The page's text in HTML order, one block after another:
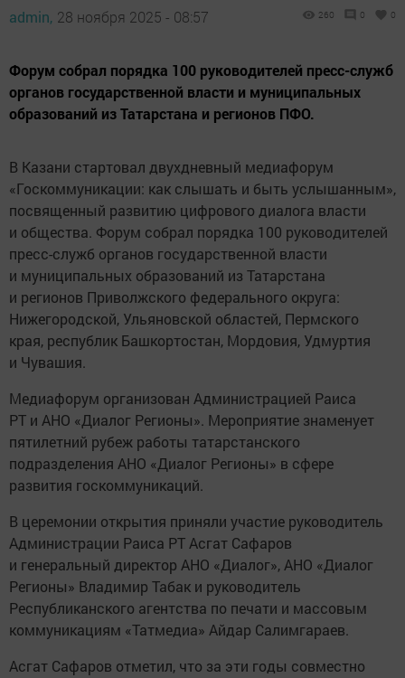
admin, 28 ноября 2025 - 08:57 260 0 0
Форум собрал порядка 100 руководителей пресс-служб
органов государственной власти и муниципальных
образований из Татарстана и регионов ПФО.
В Казани стартовал двухдневный медиафорум
«Госкоммуникации: как слышать и быть услышанным»,
посвященный развитию цифрового диалога власти
и общества. Форум собрал порядка 100 руководителей
пресс-служб органов государственной власти
и муниципальных образований из Татарстана
и регионов Приволжского федерального округа:
Нижегородской, Ульяновской областей, Пермского
края, республик Башкортостан, Мордовия, Удмуртия
и Чувашия.
Медиафорум организован Администрацией Раиса
РТ и АНО «Диалог Регионы». Мероприятие знаменует
пятилетний рубеж работы татарстанского
подразделения АНО «Диалог Регионы» в сфере
развития госкоммуникаций.
В церемонии открытия приняли участие руководитель
Администрации Раиса РТ Асгат Сафаров
и генеральный директор АНО «Диалог», АНО «Диалог
Регионы» Владимир Табак и руководитель
Республиканского агентства по печати и массовым
коммуникациям «Татмедиа» Айдар Салимгараев.
Асгат Сафаров отметил, что за эти годы совместно